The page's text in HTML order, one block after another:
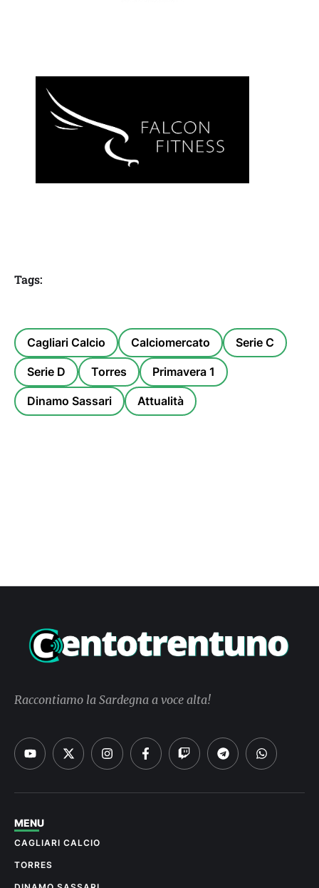
Tags:
Cagliari Calcio Calciomercato Serie C
Serie D Torres Primavera 1
Dinamo Sassari Attualità
Raccontiamo la Sardegna a voce alta!
MENU
CAGLIARI CALCIO
TORRES